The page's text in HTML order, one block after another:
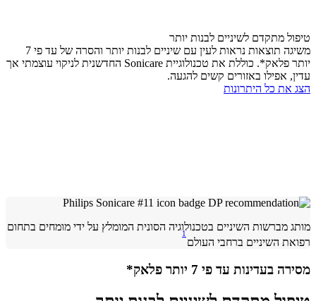
מתקדם לשיניים לבנות יותר
משיגה תוצאות נראות לעין עם שיניים לבנות יותר והסרה של עד פי 7
יותר פלאק*. כוללת את טכנולוגיית Sonicare החדשנית לניקוי עוצמתי אך
אפילו באזורים קשים להגעה.
כל היתרונות
מברשות השיניים בטכנולוגיה הסונית המומלץ על ידי מומחים בתחום
השיניים ברחבי העולם
1
בעדינות עד פי 7 יותר פלאק*